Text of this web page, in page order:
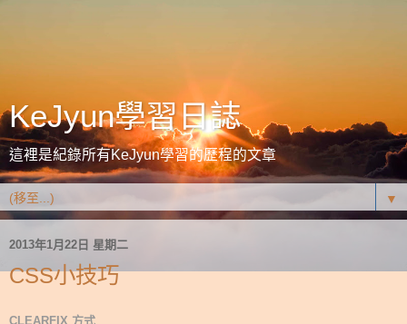
KeJyun學習日誌
這裡是紀錄所有KeJyun學習的歷程的文章
▼
2013年1月22日 星期二
CSS小技巧
CLEARFIX 方式